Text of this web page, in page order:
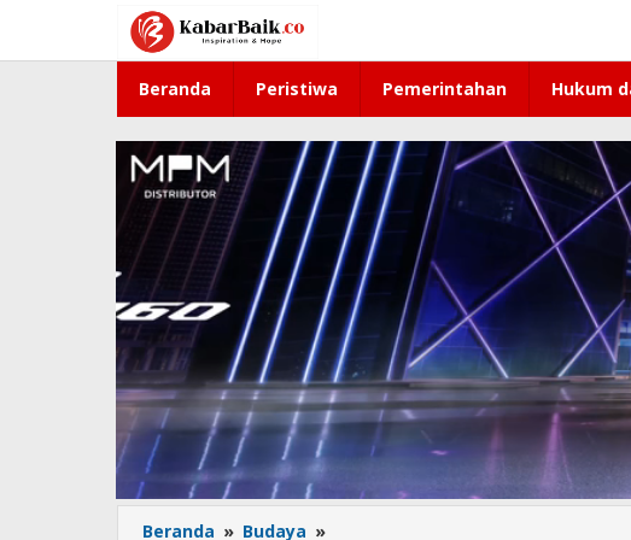
konten
Beranda Peristiwa Pemerintahan Hukum
Beranda » Budaya »